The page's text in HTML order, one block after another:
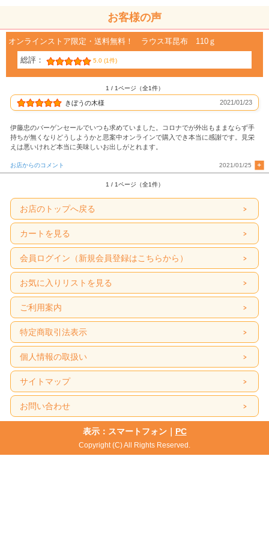
お客様の声
オンラインストア限定・送料無料！ ラウス耳昆布 110ｇ
総評： 5.0 (1件)
1 / 1ページ（全1件）
きぼうの木様 2021/01/23
伊藤忠のバーゲンセールでいつも求めていました。コロナでが外出もままならず手
持ちが無くなりどうしようかと思案中オンラインで購入でき本当に感謝です。見栄
えは悪いけれど本当に美味しいお出しがとれます。
お店からのコメント 2021/01/25
1 / 1ページ（全1件）
お店のトップへ戻る
カートを見る
会員ログイン（新規会員登録はこちらから）
お気に入りリストを見る
ご利用案内
特定商取引法表示
個人情報の取扱い
サイトマップ
お問い合わせ
表示：スマートフォン｜ PC
Copyright (C) All Rights Reserved.